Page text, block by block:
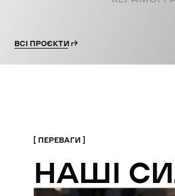
ВСІ ПРОЄКТИ
ПЕРЕВАГИ
НАШІ